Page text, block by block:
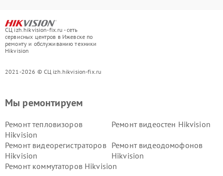
СЦ izh.hikvision-fix.ru - сеть
сервисных центров в Ижевске по
ремонту и обслуживанию техники
Hikvision
2021-2026 © СЦ izh.hikvision-fix.ru
Мы ремонтируем
Ремонт тепловизоров
Hikvision
Ремонт видеостен Hikvision
Ремонт видеорегистраторов
Hikvision
Ремонт видеодомофонов
Hikvision
Ремонт коммутаторов Hikvision